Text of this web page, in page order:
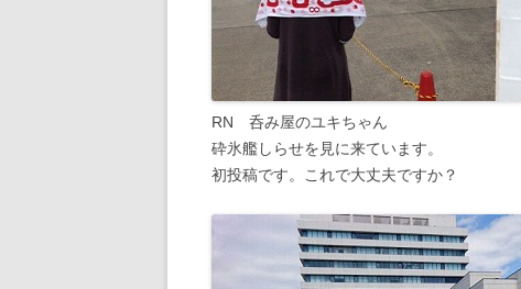
RN 呑み屋のユキちゃん
砕氷艦しらせを見に来ています。
初投稿です。これで大丈夫ですか？